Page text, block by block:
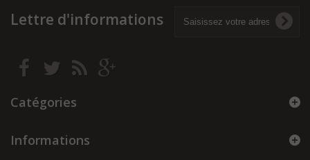
Lettre d'informations
Catégories
Informations